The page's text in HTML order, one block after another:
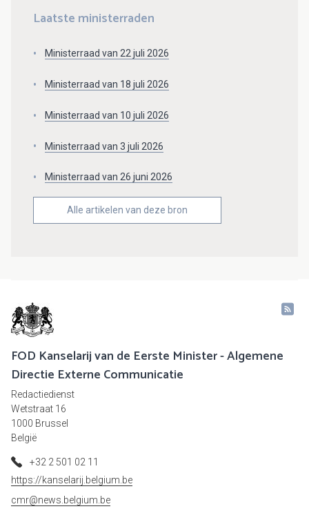
Laatste ministerraden
Ministerraad van 22 juli 2026
Ministerraad van 18 juli 2026
Ministerraad van 10 juli 2026
Ministerraad van 3 juli 2026
Ministerraad van 26 juni 2026
Alle artikelen van deze bron
FOD Kanselarij van de Eerste Minister - Algemene
Directie Externe Communicatie
Redactiedienst
Wetstraat 16
1000 Brussel
België
+32 2 501 02 11
https://kanselarij.belgium.be
cmr@news.belgium.be